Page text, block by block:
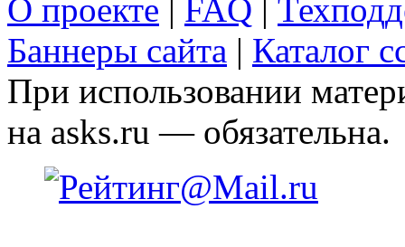
О проекте | FAQ |
Баннеры сайта | Каталог
При использовании
на asks.ru — обязательна.